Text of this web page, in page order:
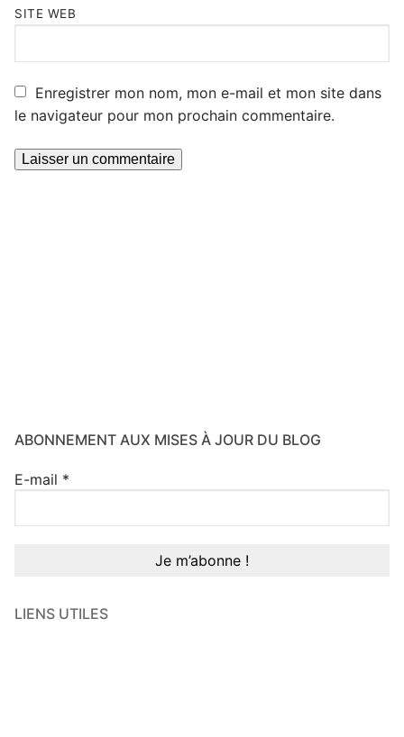
SITE WEB
Enregistrer mon nom, mon e-mail et mon site dans
le navigateur pour mon prochain commentaire.
ABONNEMENT AUX MISES À JOUR DU BLOG
E-mail *
LIENS UTILES